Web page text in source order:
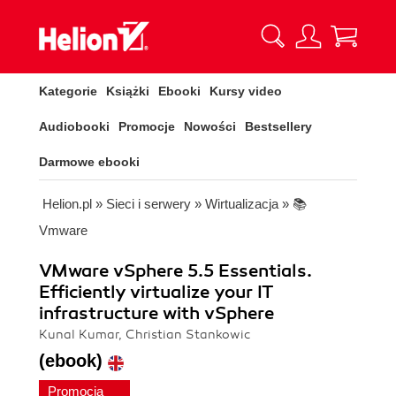
Kategorie Książki Ebooki Kursy video
Audiobooki Promocje Nowości Bestsellery
Darmowe ebooki
Helion.pl » Sieci i serwery » Wirtualizacja » 📚
Vmware
VMware vSphere 5.5 Essentials.
Efficiently virtualize your IT
infrastructure with vSphere
Kunal Kumar, Christian Stankowic
(ebook)
Promocja